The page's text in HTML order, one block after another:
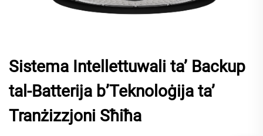
Sistema Intellettuwali ta’ Backup
tal-Batterija b’Teknoloġija ta’
Tranżizzjoni Sħiħa